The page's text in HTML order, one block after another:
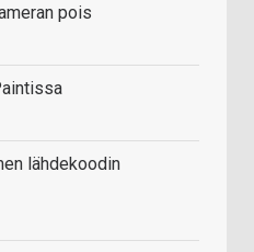
pois
lähdekoodin